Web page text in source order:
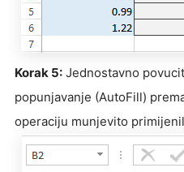
Korak 5: Jednostavno
popunjavanje (AutoFill)
operaciju munjevito